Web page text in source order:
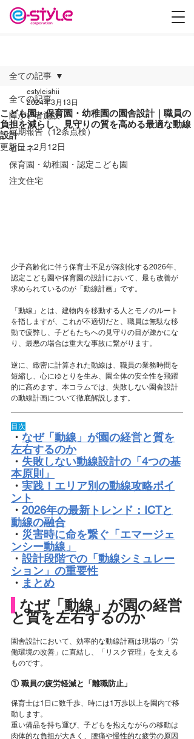
全ての記事
障がい者施設
定期報告（12条点検）
省エネ
保育園・幼稚園・認定こども園
注文住宅
全ての記事
こども園・保育園・幼稚園の園舎設計｜職員の
負担を減らし、見守りの質を高める最適な動線
設計
estyleishii
2024年3月13日
更新日：2月12日
少子高齢化に伴う保育士不足が深刻化する2026年、
認定こども園や保育園の設計において、最も改善が
求められているのが「動線計画」です。
「動線」とは、建物内を移動する人とモノのルート
を指しますが、これが不適切だと、職員は無駄な移
動で疲弊し、子どもたちへの見守りの目が疎かにな
り、最悪の場合は重大な事故に繋がります。
逆に、緻密に計算された動線は、職員の業務時間を
短縮し、心にゆとりを生み、園全体の安全性を飛躍
的に高めます。本コラムでは、失敗しない園舎設計
の動線計画について徹底解説します。
目次
・ なぜ「動線」が園の経営と質を
左右するのか
・ 失敗しない動線設計の「4つの基
本原則」
・ 実践！エリア別の動線攻略ポイ
ント
・ 2026年の最新トレンド：ICTと
動線の融合
・ 災害時に命を繋ぐ「エマージェ
ンシー動線」
・ 設計段階での「動線シミュレー
ション」の重要性
・ まとめ
なぜ「動線」が園の経営
と質を左右するのか
園舎設計において、効率的な動線計画は現場の「労
働環境の改善」に直結し、「リスク管理」を支える
ものです。
① 職員の疲労軽減と「離職防止」
保育士は1日に数千歩、時には1万歩以上を園内で移
動します。
重い備品を持ち運び、子どもを抱えながらの移動は
肉体的な負担が大きく、腰痛や慢性的な疲労の原因